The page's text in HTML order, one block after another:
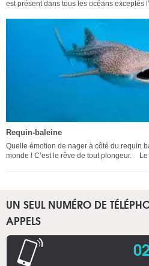
est présent dans tous les océans exceptés
Requin-baleine
Quelle émotion de nager à côté du requin
monde ! C’est le rêve de tout plongeur.
UN SEUL NUMÉRO DE
APPELS